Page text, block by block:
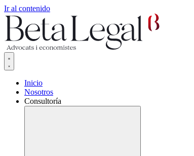
Ir al contenido
Inicio
Nosotros
Consultoría